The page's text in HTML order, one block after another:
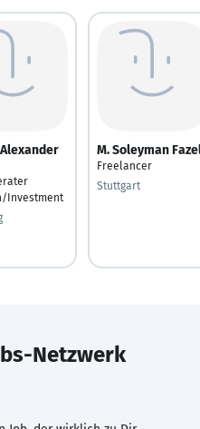
Investment
M. Soleyman
Freelancer
Stuttgart
Netzwerk